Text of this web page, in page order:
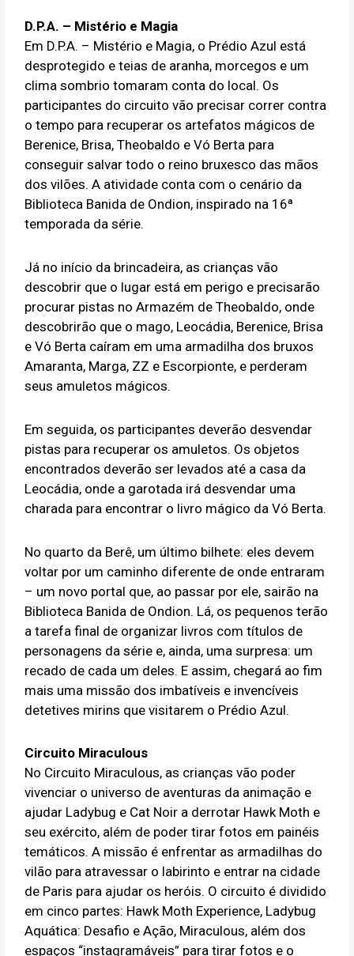
D.P.A. – Mistério e Magia
Em D.P.A. – Mistério e Magia, o Prédio Azul está
desprotegido e teias de aranha, morcegos e um
clima sombrio tomaram conta do local. Os
participantes do circuito vão precisar correr contra
o tempo para recuperar os artefatos mágicos de
Berenice, Brisa, Theobaldo e Vó Berta para
conseguir salvar todo o reino bruxesco das mãos
dos vilões. A atividade conta com o cenário da
Biblioteca Banida de Ondion, inspirado na 16ª
temporada da série.
Já no início da brincadeira, as crianças vão
descobrir que o lugar está em perigo e precisarão
procurar pistas no Armazém de Theobaldo, onde
descobrirão que o mago, Leocádia, Berenice, Brisa
e Vó Berta caíram em uma armadilha dos bruxos
Amaranta, Marga, ZZ e Escorpionte, e perderam
seus amuletos mágicos.
Em seguida, os participantes deverão desvendar
pistas para recuperar os amuletos. Os objetos
encontrados deverão ser levados até a casa da
Leocádia, onde a garotada irá desvendar uma
charada para encontrar o livro mágico da Vó Berta.
No quarto da Berê, um último bilhete: eles devem
voltar por um caminho diferente de onde entraram
– um novo portal que, ao passar por ele, sairão na
Biblioteca Banida de Ondion. Lá, os pequenos terão
a tarefa final de organizar livros com títulos de
personagens da série e, ainda, uma surpresa: um
recado de cada um deles. E assim, chegará ao fim
mais uma missão dos imbatíveis e invencíveis
detetives mirins que visitarem o Prédio Azul.
Circuito Miraculous
No Circuito Miraculous, as crianças vão poder
vivenciar o universo de aventuras da animação e
ajudar Ladybug e Cat Noir a derrotar Hawk Moth e
seu exército, além de poder tirar fotos em painéis
temáticos. A missão é enfrentar as armadilhas do
vilão para atravessar o labirinto e entrar na cidade
de Paris para ajudar os heróis. O circuito é dividido
em cinco partes: Hawk Moth Experience, Ladybug
Aquática: Desafio e Ação, Miraculous, além dos
espaços “instagramáveis” para tirar fotos e o